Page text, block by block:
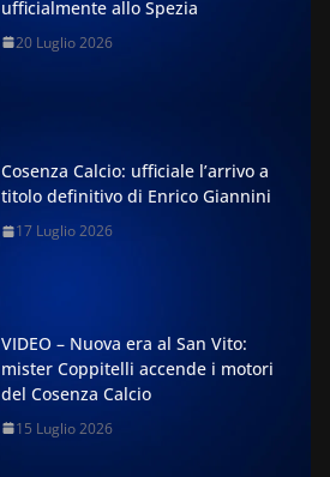
ufficialmente allo Spezia
20 Luglio 2026
Cosenza Calcio: ufficiale l’arrivo a
titolo definitivo di Enrico Giannini
17 Luglio 2026
VIDEO – Nuova era al San Vito:
mister Coppitelli accende i motori
del Cosenza Calcio
15 Luglio 2026